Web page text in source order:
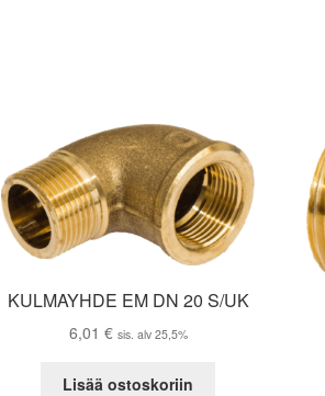
KULMAYHDE EM DN 20 S/UK
6,01 € sis. alv 25,5%
Lisää ostoskoriin